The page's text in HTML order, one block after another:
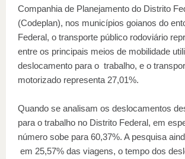
Companhia de Planejamento do Distrito
(Codeplan), nos municípios goianos do
Federal, o transporte público rodoviário
entre os principais meios de mobilidade
deslocamento para o trabalho, e o
motorizado representa 27,01%.
Quando se analisam os deslocamentos
para o trabalho no Distrito Federal, em
número sobe para 60,37%. A pesquisa
em 25,57% das viagens, o tempo dos